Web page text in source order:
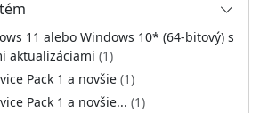
11 alebo Windows 10* (64-bitový) s
aktualizáciami (1)
Pack 1 a novšie (1)
Pack 1 a novšie... (1)